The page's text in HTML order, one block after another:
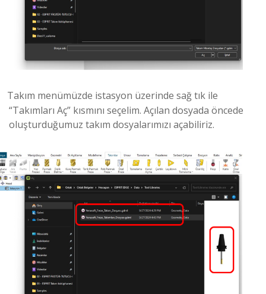
Takım menümüzde istasyon üzerinde sağ tık ile
“Takımları Aç” kısmını seçelim. Açılan dosyada öncede
oluşturduğumuz takım dosyalarımızı açabiliriz.